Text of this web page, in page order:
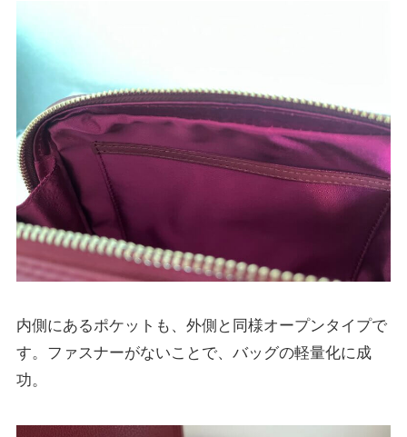
内側にあるポケットも、外側と同様オープンタイプで
す。ファスナーがないことで、バッグの軽量化に成
功。